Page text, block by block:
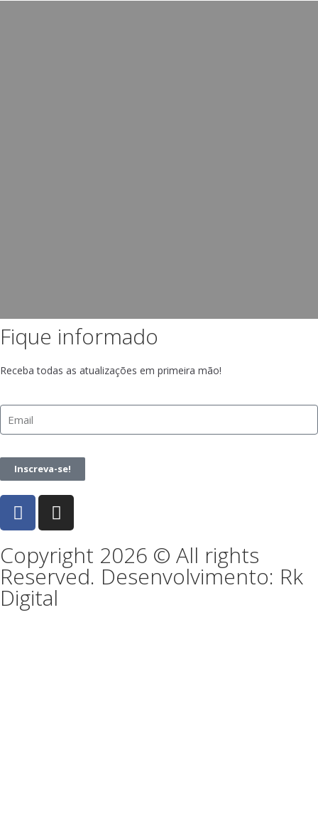
Fique informado
Receba todas as atualizações em primeira mão!
Inscreva-se!
Copyright 2026 © All rights
Reserved. Desenvolvimento: Rk
Digital